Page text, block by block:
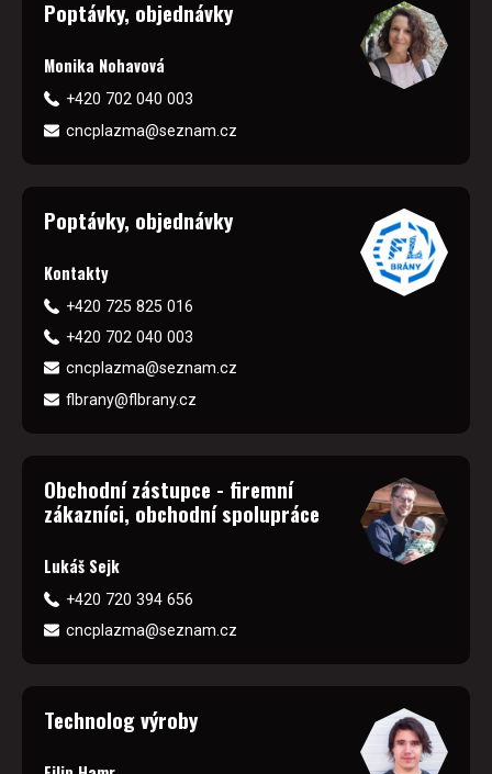
Poptávky, objednávky
Monika Nohavová
+420 702 040 003
cncplazma@seznam.cz
Poptávky, objednávky
Kontakty
+420 725 825 016
+420 702 040 003
cncplazma@seznam.cz
flbrany@flbrany.cz
Obchodní zástupce - firemní
zákazníci, obchodní spolupráce
Lukáš Sejk
+420 720 394 656
cncplazma@seznam.cz
Technolog výroby